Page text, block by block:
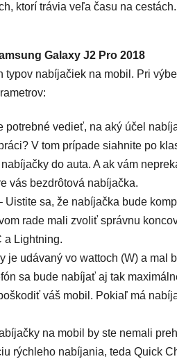
ktorí trávia veľa času na
Galaxy J2 Pro 2018
typov nabíjačiek na mobil. Pri
potrebné vedieť, na aký účel
V tom prípade siahnite po
do auta. A ak vám
vás bezdrôtová nabíjačka.
Uistite sa, že nabíjačka bude
rade mali zvoliť správnu
a Lightning.
je udávaný vo wattoch (W) a mal
sa bude nabíjať aj tak
váš mobil. Pokiaľ má
na mobil by ste nemali
rýchleho nabíjania, teda Quick